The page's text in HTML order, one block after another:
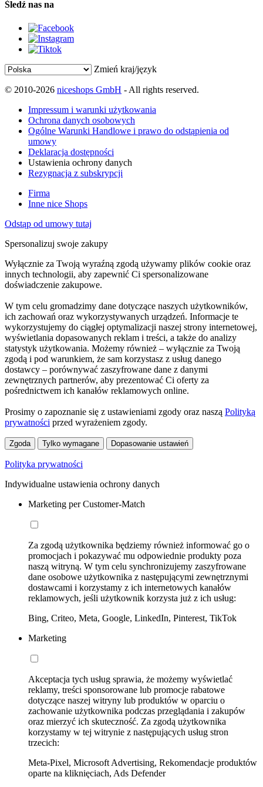
Śledź nas na
Zmień kraj/język
© 2010-2026 niceshops GmbH - All rights reserved.
Impressum i warunki użytkowania
Ochrona danych osobowych
Ogólne Warunki Handlowe i prawo do odstąpienia od
umowy
Deklaracja dostępności
Ustawienia ochrony danych
Rezygnacja z subskrypcji
Firma
Inne nice Shops
Odstąp od umowy tutaj
Spersonalizuj swoje zakupy
Wyłącznie za Twoją wyraźną zgodą używamy plików cookie oraz
innych technologii, aby zapewnić Ci spersonalizowane
doświadczenie zakupowe.
W tym celu gromadzimy dane dotyczące naszych użytkowników,
ich zachowań oraz wykorzystywanych urządzeń. Informacje te
wykorzystujemy do ciągłej optymalizacji naszej strony internetowej,
wyświetlania dopasowanych reklam i treści, a także do analizy
statystyk użytkowania. Możemy również – wyłącznie za Twoją
zgodą i pod warunkiem, że sam korzystasz z usług danego
dostawcy – porównywać zaszyfrowane dane z danymi
zewnętrznych partnerów, aby prezentować Ci oferty za
pośrednictwem ich kanałów reklamowych online.
Prosimy o zapoznanie się z ustawieniami zgody oraz naszą Polityką
prywatności przed wyrażeniem zgody.
Zgoda Tylko wymagane Dopasowanie ustawień
Polityka prywatności
Indywidualne ustawienia ochrony danych
Marketing per Customer-Match
Za zgodą użytkownika będziemy również informować go o
promocjach i pokazywać mu odpowiednie produkty poza
naszą witryną. W tym celu synchronizujemy zaszyfrowane
dane osobowe użytkownika z następującymi zewnętrznymi
dostawcami i korzystamy z ich internetowych kanałów
reklamowych, jeśli użytkownik korzysta już z ich usług:
Bing, Criteo, Meta, Google, LinkedIn, Pinterest, TikTok
Marketing
Akceptacja tych usług sprawia, że możemy wyświetlać
reklamy, treści sponsorowane lub promocje rabatowe
dotyczące naszej witryny lub produktów w oparciu o
zachowanie użytkownika podczas przeglądania i zakupów
oraz mierzyć ich skuteczność. Za zgodą użytkownika
korzystamy w tej witrynie z następujących usług stron
trzecich:
Meta-Pixel, Microsoft Advertising, Rekomendacje produktów
oparte na kliknięciach, Ads Defender